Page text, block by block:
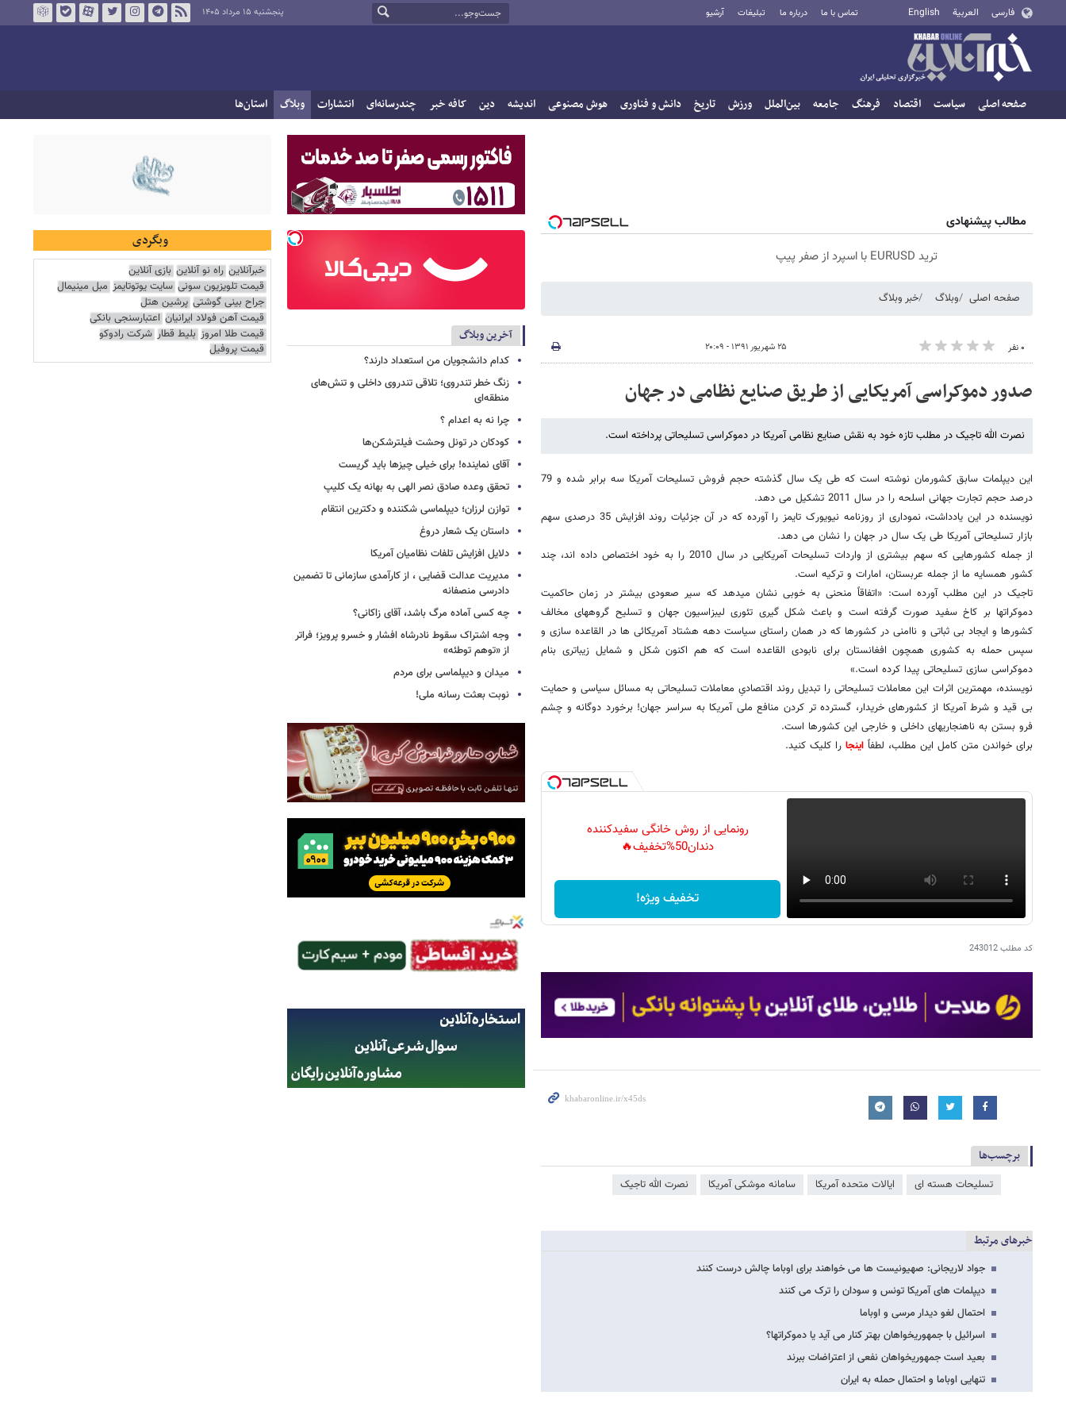
فارسی العربية English تماس با ما درباره ما تبلیغات آرشیو پنجشنبه ۱۵ مرداد ۱۴۰۵
صفحه اصلی سیاست اقتصاد فرهنگ جامعه بین‌الملل ورزش تاریخ دانش و فناوری هوش مصنوعی اندیشه دین کافه خبر چندرسانه‌ای انتشارات وبلاگ استان‌ها
مطالب پیشنهادی
ترید EURUSD با اسپرد از صفر پیپ
صفحه اصلی وبلاگ خبر وبلاگ
۰ نفر ۲۵ شهریور ۱۳۹۱ - ۲۰:۰۹
صدور دموکراسی آمریکایی از طریق صنایع نظامی در جهان
نصرت الله تاجیک در مطلب تازه خود به نقش صنایع نظامی آمریکا در دموکراسی تسلیحاتی پرداخته است.
این دیپلمات سابق کشورمان نوشته است که طی یک سال گذشته حجم فروش تسلیحات آمریکا سه برابر شده و 79
درصد حجم تجارت جهانی اسلحه را در سال 2011 تشکیل می دهد.
نویسنده در این یادداشت، نموداری از روزنامه نیویورک تایمز را آورده که در آن جزئیات روند افزایش 35 درصدی سهم
بازار تسلیحاتی آمریکا طی یک سال در جهان را نشان می دهد.
از جمله کشورهایی که سهم بیشتری از واردات تسلیحات آمریکایی در سال 2010 را به خود اختصاص داده اند، چند
کشور همسایه ما از جمله عربستان، امارات و ترکیه است.
تاجیک در این مطلب آورده است: «اتفاقاً منحنی به خوبی نشان میدهد که سیر صعودی بیشتر در زمان حاکمیت
دموکراتها بر کاخ سفید صورت گرفته است و باعث شکل گیری تئوری لیبزاسیون جهان و تسلیح گروههای مخالف
کشورها و ایجاد بی ثباتی و ناامنی در کشورها که در همان راستای سیاست دهه هشتاد آمریکائی ها در القاعده سازی و
سپس حمله به کشوری همچون افغانستان برای نابودی القاعده است که هم اکنون شکل و شمایل زیباتری بنام
دموکراسی سازی تسلیحاتی پیدا کرده است.»
نویسنده، مهمترین اثرات این معاملات تسلیحاتی را تبدیل روند اقتصادیِ معاملات تسلیحاتی به مسائل سیاسی و حمایت
بی قید و شرط آمریکا از کشورهای خریدار، گسترده تر کردن منافع ملی آمریکا به سراسر جهان! برخورد دوگانه و چشم
فرو بستن به ناهنجاریهای داخلی و خارجی این کشورها است.
برای خواندن متن کامل این مطلب، لطفاً اینجا را کلیک کنید.
رونمایی از روش خانگی سفیدکننده
دندان50%تخفیف🔥
تخفیف ویژه!
کد مطلب243012
برچسب‌ها
تسلیحات هسته ای ایالات متحده آمریکا سامانه موشکی آمریکا نصرت الله تاجیک
خبرهای مرتبط
جواد لاریجانی: صهیونیست ها می خواهند برای اوباما چالش درست کنند
دیپلمات های آمریکا تونس و سودان را ترک می کنند
احتمال لغو دیدار مرسی و اوباما
اسرائیل با جمهوریخواهان بهتر کنار می آید یا دموکراتها؟
بعید است جمهوریخواهان نفعی از اعتراضات ببرند
تنهایی اوباما و احتمال حمله به ایران
آخرین وبلاگ
کدام دانشجویان من استعداد دارند؟
زنگ خطر تندروی؛ تلاقی تندروی داخلی و تنش‌های
منطقه‌ای
چرا نه به اعدام ؟
کودکان در تونل وحشت فیلترشکن‌ها
آقای نماینده! برای خیلی چیزها باید گریست
تحقق وعده صادق نصر الهی به بهانه یک کلیپ
توازن لرزان؛ دیپلماسی شکننده و دکترین انتقام
داستان یک شعار دروغ
دلایل افزایش تلفات نظامیان آمریکا
مدیریت عدالت قضایی ، از کارآمدی سازمانی تا تضمین
دادرسی منصفانه
چه کسی آماده مرگ باشد، آقای زاکانی؟
وجه اشتراک سقوط نادرشاه افشار و خسرو پرویز؛ فراتر
از «توهم توطئه»
میدان و دیپلماسی برای مردم
نوبت بعثت رسانه ملی!
وبگردی
خبرآنلاین راه نو آنلاین بازی آنلاین
قیمت تلویزیون سونی سایت یوتوتایمز مبل مینیمال
جراح بینی گوشتی پرشین هتل
قیمت آهن فولاد ایرانیان اعتبارسنجی بانکی
قیمت طلا امروز بلیط قطار شرکت رادوکو
قیمت پروفیل